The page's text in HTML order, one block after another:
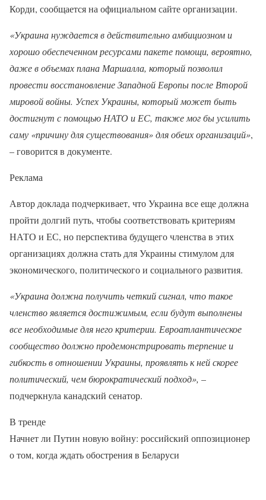
Корди, сообщается на официальном сайте организации.
«Украина нуждается в действительно амбициозном и
хорошо обеспеченном ресурсами пакете помощи, вероятно,
даже в объемах плана Маршалла, который позволил
провести восстановление Западной Европы после Второй
мировой войны. Успех Украины, который может быть
достигнут с помощью НАТО и ЕС, также мог бы усилить
саму «причину для существования» для обеих организаций»,
– говорится в документе.
Реклама
Автор доклада подчеркивает, что Украина все еще должна
пройти долгий путь, чтобы соответствовать критериям
НАТО и ЕС, но перспектива будущего членства в этих
организациях должна стать для Украины стимулом для
экономического, политического и социального развития.
«Украина должна получить четкий сигнал, что такое
членство является достижимым, если будут выполнены
все необходимые для него критерии. Евроатлантическое
сообщество должно продемонстрировать терпение и
гибкость в отношении Украины, проявлять к ней скорее
политический, чем бюрократический подход», –
подчеркнула канадский сенатор.
В тренде
Начнет ли Путин новую войну: российский оппозиционер
о том, когда ждать обострения в Беларуси